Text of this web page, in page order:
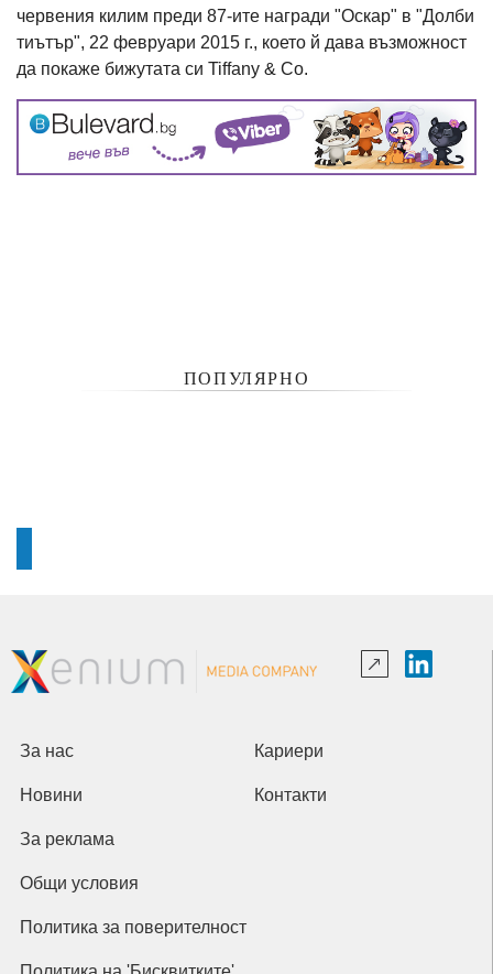
червения килим преди 87-ите награди "Оскар" в "Долби
тиътър", 22 февруари 2015 г., което й дава възможност
да покаже бижутата си Tiffany & Co.
ПОПУЛЯРНО
За нас Кариери
Новини Контакти
За реклама
Общи условия
Политика за поверителност